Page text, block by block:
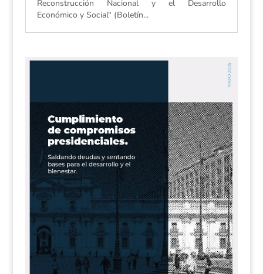
Reconstrucción Nacional y el Desarrollo
Económico y Social" (Boletín...